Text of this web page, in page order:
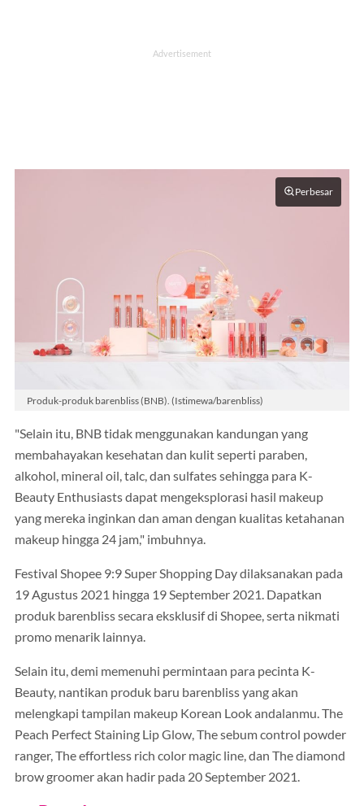
Perbesar
Produk-produk barenbliss (BNB). (Istimewa/barenbliss)
"Selain itu, BNB tidak menggunakan kandungan yang
membahayakan kesehatan dan kulit seperti paraben,
alkohol, mineral oil, talc, dan sulfates sehingga para K-
Beauty Enthusiasts dapat mengeksplorasi hasil makeup
yang mereka inginkan dan aman dengan kualitas ketahanan
makeup hingga 24 jam," imbuhnya.
Festival Shopee 9:9 Super Shopping Day dilaksanakan pada
19 Agustus 2021 hingga 19 September 2021. Dapatkan
produk barenbliss secara eksklusif di Shopee, serta nikmati
promo menarik lainnya.
Selain itu, demi memenuhi permintaan para pecinta K-
Beauty, nantikan produk baru barenbliss yang akan
melengkapi tampilan makeup Korean Look andalanmu. The
Peach Perfect Staining Lip Glow, The sebum control powder
ranger, The effortless rich color magic line, dan The diamond
brow groomer akan hadir pada 20 September 2021.